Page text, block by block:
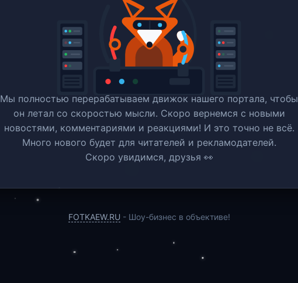
Мы полностью перерабатываем движок нашего портала, чтобы
он летал со скоростью мысли. Скоро вернемся c новыми
новостями, комментариями и реакциями! И это точно не всё.
Много нового будет для читателей и рекламодателей.
Скоро увидимся, друзья 👀
FOTKAEW.RU - Шоу-бизнес в объективе!